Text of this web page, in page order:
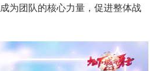
为团队的核心力量，促进整体战